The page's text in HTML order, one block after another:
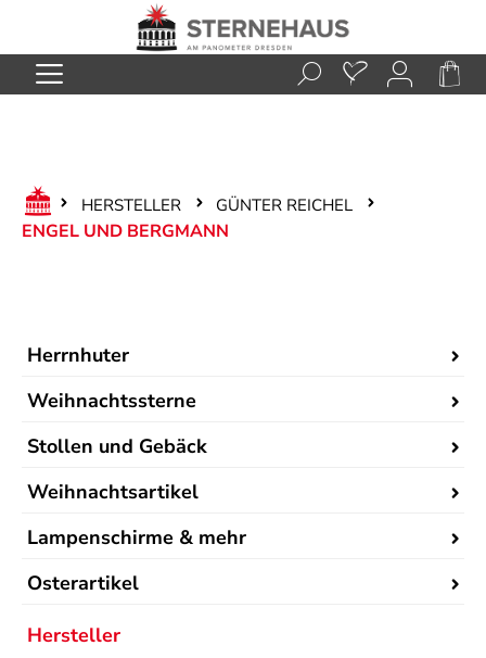
Zum Hauptinhalt springen
HERSTELLER GÜNTER REICHEL
ENGEL UND BERGMANN
Herrnhuter
Weihnachtssterne
Stollen und Gebäck
Weihnachtsartikel
Lampenschirme & mehr
Osterartikel
Hersteller